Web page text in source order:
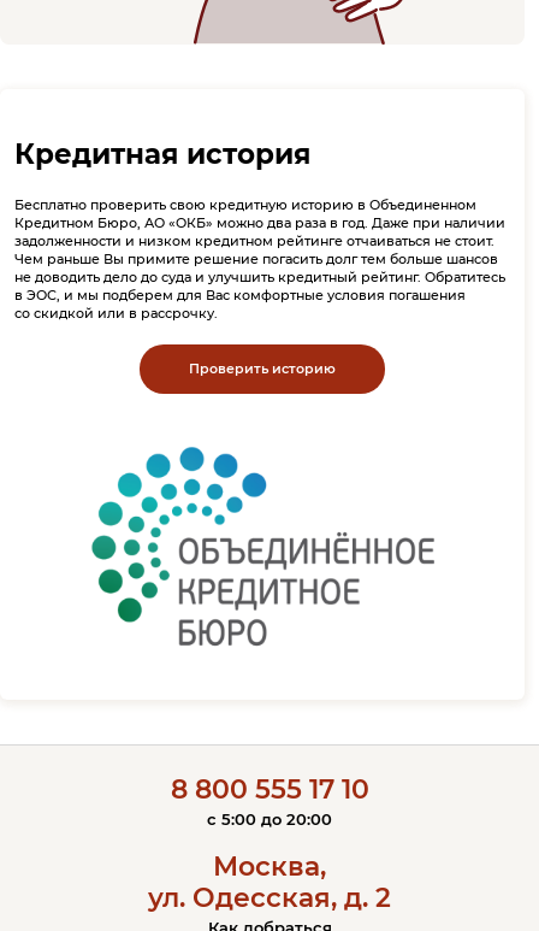
Кредитная история
Бесплатно проверить свою кредитную историю в Объединенном
Кредитном Бюро, АО «ОКБ» можно два раза в год. Даже при наличии
задолженности и низком кредитном рейтинге отчаиваться не стоит.
Чем раньше Вы примите решение погасить долг тем больше шансов
не доводить дело до суда и улучшить кредитный рейтинг. Обратитесь
в ЭОС, и мы подберем для Вас комфортные условия погашения
со скидкой или в рассрочку.
Проверить историю
8 800 555 17 10
c 5:00 до 20:00
Москва,
ул. Одесская, д. 2
Как добраться